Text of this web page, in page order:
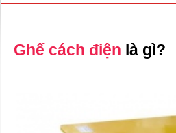
Ghế cách điện là gì?